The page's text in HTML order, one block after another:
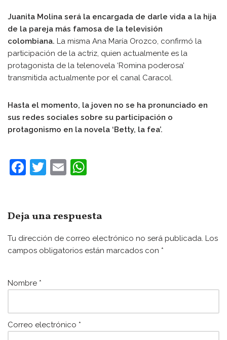
Juanita Molina será la encargada de darle vida a la hija
de la pareja más famosa de la televisión
colombiana. La misma Ana María Orozco, confirmó la
participación de la actriz, quien actualmente es la
protagonista de la telenovela ‘Romina poderosa’
transmitida actualmente por el canal Caracol.
Hasta el momento, la joven no se ha pronunciado en
sus redes sociales sobre su participación o
protagonismo en la novela ‘Betty, la fea’.
F
e
b
o
k
T
er
E
l
s
A
p
Deja una respuesta
Tu dirección de correo electrónico no será publicada. Los
campos obligatorios están marcados con *
Nombre *
Correo electrónico *